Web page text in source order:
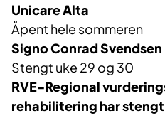
UnicareAlta
Åpent hele sommeren
SignoConrad Svendsen
Stengt uke 29 og 30
RVE-Regional
rehabilitering har stengt